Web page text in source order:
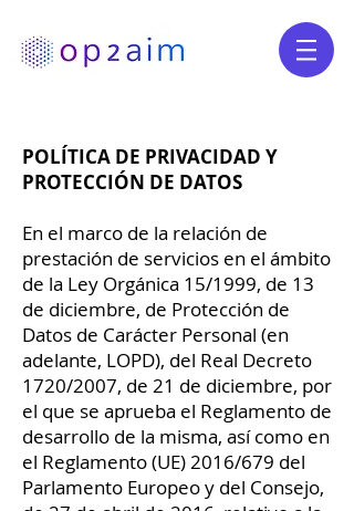
POLÍTICA DE PRIVACIDAD Y
PROTECCIÓN DE DATOS
En el marco de la relación de
prestación de servicios en el ámbito
de la Ley Orgánica 15/1999, de 13
de diciembre, de Protección de
Datos de Carácter Personal (en
adelante, LOPD), del Real Decreto
1720/2007, de 21 de diciembre, por
el que se aprueba el Reglamento de
desarrollo de la misma, así como en
el Reglamento (UE) 2016/679 del
Parlamento Europeo y del Consejo,